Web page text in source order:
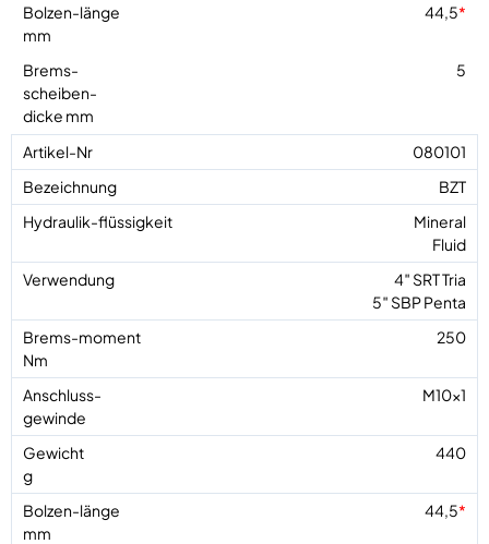
44,5*
5
080101
BZT
Mineral
Fluid
4″ SRT Tria
5″ SBP Penta
250
M10x1
440
44,5*